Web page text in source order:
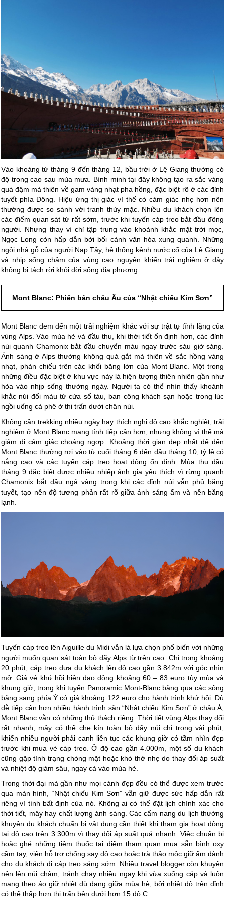
Vào khoảng từ tháng 9 đến tháng 12, bầu trời ở Lệ Giang thường có
độ trong cao sau mùa mưa. Bình minh tại đây không tạo ra sắc vàng
quá đậm mà thiên về gam vàng nhạt pha hồng, đặc biệt rõ ở các đỉnh
tuyết phía Đông. Hiệu ứng thị giác vì thế có cảm giác nhẹ hơn nên
thường được so sánh với tranh thủy mặc. Nhiều du khách chọn lên
các điểm quan sát từ rất sớm, trước khi tuyến cáp treo bắt đầu đông
người. Nhưng thay vì chỉ tập trung vào khoảnh khắc mặt trời mọc,
Ngọc Long còn hấp dẫn bởi bối cảnh văn hóa xung quanh. Những
ngôi nhà gỗ của người Nạp Tây, hệ thống kênh nước cổ của Lệ Giang
và nhịp sống chậm của vùng cao nguyên khiến trải nghiệm ở đây
không bị tách rời khỏi đời sống địa phương.
Mont Blanc: Phiên bản châu Âu của “Nhật chiếu Kim Sơn”
Mont Blanc đem đến một trải nghiệm khác với sự trật tự tĩnh lặng của
vùng Alps. Vào mùa hè và đầu thu, khi thời tiết ổn định hơn, các đỉnh
núi quanh Chamonix bắt đầu chuyển màu ngay trước sáu giờ sáng.
Ánh sáng ở Alps thường không quá gắt mà thiên về sắc hồng vàng
nhạt, phản chiếu trên các khối băng lớn của Mont Blanc. Một trong
những điều đặc biệt ở khu vực này là hiện tượng thiên nhiên gần như
hòa vào nhịp sống thường ngày. Người ta có thể nhìn thấy khoảnh
khắc núi đổi màu từ cửa sổ tàu, ban công khách sạn hoặc trong lúc
ngồi uống cà phê ở thị trấn dưới chân núi.
Không cần trekking nhiều ngày hay thích nghi độ cao khắc nghiệt, trải
nghiệm ở Mont Blanc mang tính tiếp cận hơn, nhưng không vì thế mà
giảm đi cảm giác choáng ngợp. Khoảng thời gian đẹp nhất để đến
Mont Blanc thường rơi vào từ cuối tháng 6 đến đầu tháng 10, tỷ lệ có
nắng cao và các tuyến cáp treo hoạt động ổn định. Mùa thu đầu
tháng 9 đặc biệt được nhiều nhiếp ảnh gia yêu thích vì rừng quanh
Chamonix bắt đầu ngả vàng trong khi các đỉnh núi vẫn phủ băng
tuyết, tạo nên độ tương phản rất rõ giữa ánh sáng ấm và nền băng
lạnh.
Tuyến cáp treo lên Aiguille du Midi vẫn là lựa chọn phổ biến với những
người muốn quan sát toàn bộ dãy Alps từ trên cao. Chỉ trong khoảng
20 phút, cáp treo đưa du khách lên độ cao gần 3.842m với góc nhìn
mở. Giá vé khứ hồi hiện dao động khoảng 60 – 83 euro tùy mùa và
khung giờ, trong khi tuyến Panoramic Mont-Blanc băng qua các sông
băng sang phía Ý có giá khoảng 122 euro cho hành trình khứ hồi. Dù
dễ tiếp cận hơn nhiều hành trình săn “Nhật chiếu Kim Sơn” ở châu Á,
Mont Blanc vẫn có những thử thách riêng. Thời tiết vùng Alps thay đổi
rất nhanh, mây có thể che kín toàn bộ dãy núi chỉ trong vài phút,
khiến nhiều người phải canh liên tục các khung giờ có tầm nhìn đẹp
trước khi mua vé cáp treo. Ở độ cao gần 4.000m, một số du khách
cũng gặp tình trạng chóng mặt hoặc khó thở nhẹ do thay đổi áp suất
và nhiệt độ giảm sâu, ngay cả vào mùa hè.
Trong thời đại mà gần như mọi cảnh đẹp đều có thể được xem trước
qua màn hình, “Nhật chiếu Kim Sơn” vẫn giữ được sức hấp dẫn rất
riêng vì tính bất định của nó. Không ai có thể đặt lịch chính xác cho
thời tiết, mây hay chất lượng ánh sáng. Các cẩm nang du lịch thường
khuyên du khách chuẩn bị vật dụng cần thiết khi tham gia hoạt động
tại độ cao trên 3.300m vì thay đổi áp suất quá nhanh. Việc chuẩn bị
hoặc ghé những tiệm thuốc tại điểm tham quan mua sẵn bình oxy
cầm tay, viên hỗ trợ chống say độ cao hoặc trà thảo mộc giữ ấm dành
cho du khách đi cáp treo sáng sớm. Nhiều travel blogger còn khuyên
nên lên núi chậm, tránh chạy nhiều ngay khi vừa xuống cáp và luôn
mang theo áo giữ nhiệt dù đang giữa mùa hè, bởi nhiệt độ trên đỉnh
có thể thấp hơn thị trấn bên dưới hơn 15 độ C.